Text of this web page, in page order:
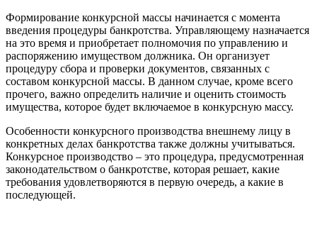
Формирование конкурсной массы начинается с момента
введения процедуры банкротства. Управляющему назначается
на это время и приобретает полномочия по управлению и
распоряжению имуществом должника. Он организует
процедуру сбора и проверки документов, связанных с
составом конкурсной массы. В данном случае, кроме всего
прочего, важно определить наличие и оценить стоимость
имущества, которое будет включаемое в конкурсную массу.
Особенности конкурсного производства внешнему лицу в
конкретных делах банкротства также должны учитываться.
Конкурсное производство – это процедура, предусмотренная
законодательством о банкротстве, которая решает, какие
требования удовлетворяются в первую очередь, а какие в
последующей.